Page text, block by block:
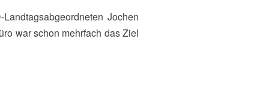
war schon mehrfach das Ziel